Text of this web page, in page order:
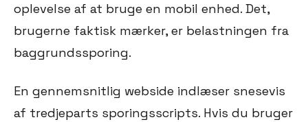
oplevelse af at bruge en mobil enhed. Det,
brugerne faktisk mærker, er belastningen fra
baggrundssporing.
En gennemsnitlig webside indlæser snesevis
af tredjeparts sporingsscripts. Hvis du bruger